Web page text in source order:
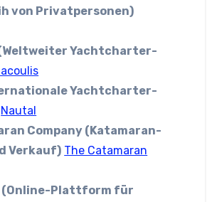
von Privatpersonen)
Yachtcharter-
Yachtcharter-
Nautal
Company (Katamaran-
Verkauf) The Catamaran
(Online-Plattform für